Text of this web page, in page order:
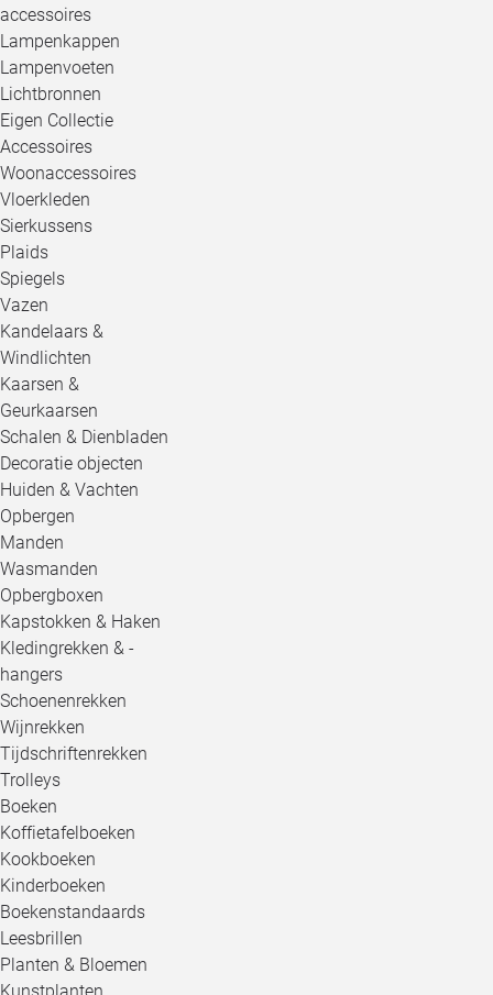
accessoires
Lampenkappen
Lampenvoeten
Lichtbronnen
Eigen Collectie
Accessoires
Woonaccessoires
Vloerkleden
Sierkussens
Plaids
Spiegels
Vazen
Kandelaars &
Windlichten
Kaarsen &
Geurkaarsen
Schalen & Dienbladen
Decoratie objecten
Huiden & Vachten
Opbergen
Manden
Wasmanden
Opbergboxen
Kapstokken & Haken
Kledingrekken & -
hangers
Schoenenrekken
Wijnrekken
Tijdschriftenrekken
Trolleys
Boeken
Koffietafelboeken
Kookboeken
Kinderboeken
Boekenstandaards
Leesbrillen
Planten & Bloemen